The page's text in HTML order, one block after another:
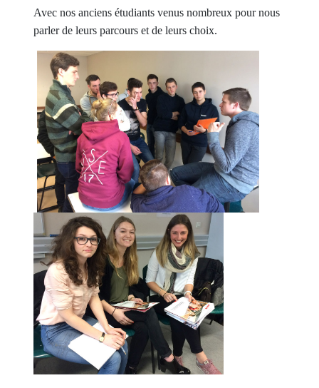
Avec nos anciens étudiants venus nombreux pour nous
parler de leurs parcours et de leurs choix.